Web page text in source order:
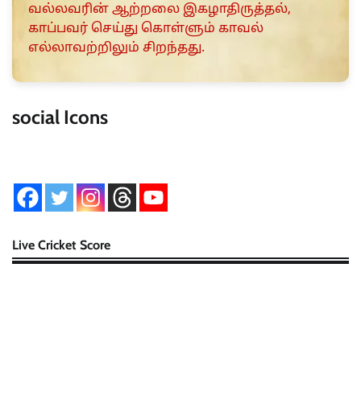
வல்லவரின் ஆற்றலை இகழாதிருத்தல்,
காப்பவர் செய்து கொள்ளும் காவல்
எல்லாவற்றிலும் சிறந்தது.
social Icons
Live Cricket Score